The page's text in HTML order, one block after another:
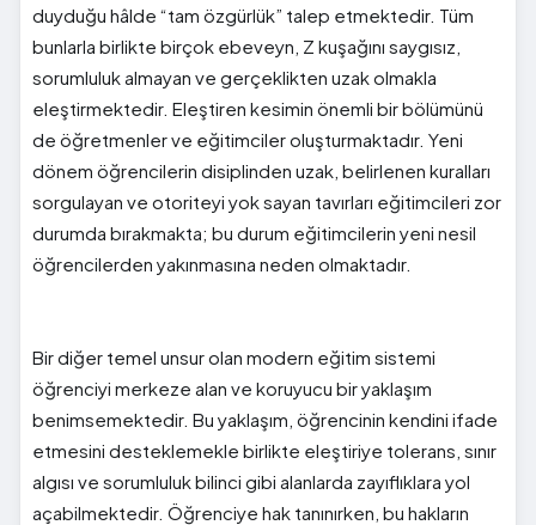
duyduğu hâlde “tam özgürlük” talep etmektedir. Tüm
bunlarla birlikte birçok ebeveyn, Z kuşağını saygısız,
sorumluluk almayan ve gerçeklikten uzak olmakla
eleştirmektedir. Eleştiren kesimin önemli bir bölümünü
de öğretmenler ve eğitimciler oluşturmaktadır. Yeni
dönem öğrencilerin disiplinden uzak, belirlenen kuralları
sorgulayan ve otoriteyi yok sayan tavırları eğitimcileri zor
durumda bırakmakta; bu durum eğitimcilerin yeni nesil
öğrencilerden yakınmasına neden olmaktadır.
Bir diğer temel unsur olan modern eğitim sistemi
öğrenciyi merkeze alan ve koruyucu bir yaklaşım
benimsemektedir. Bu yaklaşım, öğrencinin kendini ifade
etmesini desteklemekle birlikte eleştiriye tolerans, sınır
algısı ve sorumluluk bilinci gibi alanlarda zayıflıklara yol
açabilmektedir. Öğrenciye hak tanınırken, bu hakların